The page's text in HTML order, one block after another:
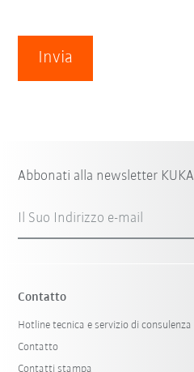
Invia
Abbonati alla newsletter KUKA
Il Suo Indirizzo e-mail
Contatto
Hotline tecnica e servizio di consulenza
Contatto
Contatti stampa